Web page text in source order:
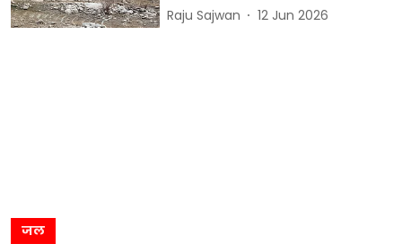
Raju Sajwan 12 Jun 2026
जल